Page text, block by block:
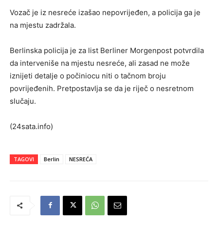
Vozač je iz nesreće izašao nepovrijeđen, a policija ga je
na mjestu zadržala.
Berlinska policija je za list Berliner Morgenpost potvrdila
da interveniše na mjestu nesreće, ali zasad ne može
iznijeti detalje o počiniocu niti o tačnom broju
povrijeđenih. Pretpostavlja se da je riječ o nesretnom
slučaju.
(24sata.info)
TAGOVI Berlin NESREĆA